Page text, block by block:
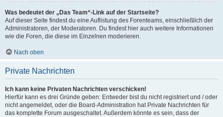
Was bedeutet der „Das Team“-Link auf der Startseite?
Auf dieser Seite findest du eine Auflistung des Forenteams, einschließlich der
Administratoren, der Moderatoren. Du findest hier auch weitere Informationen
wie die Foren, die diese im Einzelnen moderieren.
Nach oben
Private Nachrichten
Ich kann keine Privaten Nachrichten verschicken!
Hierfür kann es drei Gründe geben: Entweder bist du nicht registriert und / oder
nicht angemeldet, oder die Board-Administration hat Private Nachrichten für
das komplette Forum ausgeschaltet. Außerdem könnte es sein, dass der